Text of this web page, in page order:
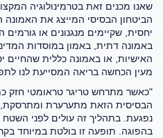
הביטחון הבסיסי המייצג את
יחסית, שקיימים מנגנונים או גורמים
באמונה דתית, באמון במוסדות
האישיות, או באמונה כללית שהחיים
מעין הכחשה בריאה המסייעת לנו
"כאשר מתרחש טריגר טראומטי חזק
הבסיסית הזאת מתערערת ומתרסקת,
נפגעת. בתהליך זה עולים לפני השטח
בהפוגה. תופעה זו בולטת במיוחד